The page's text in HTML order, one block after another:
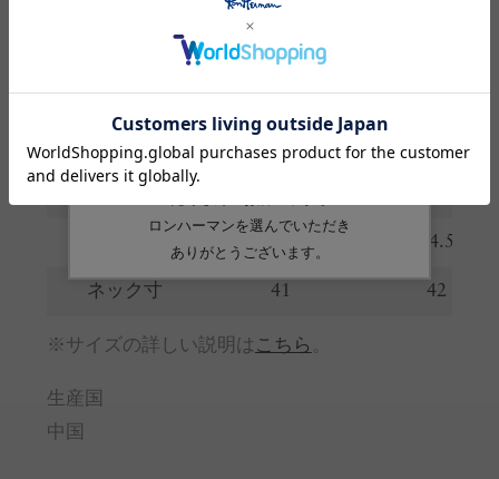
78
肩幅 45.5 48
身幅 62 63.5
23.5 24.5
ネック寸 41 42
※サイズの詳しい説明は こちら 。
生産国
中国